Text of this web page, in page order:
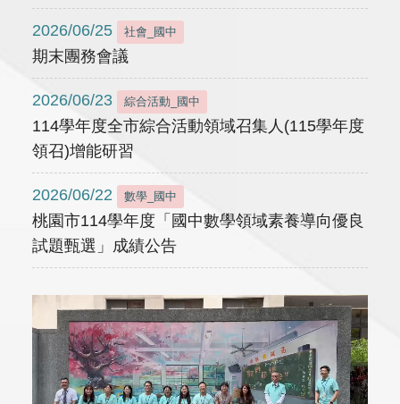
2026/06/25 社會_國中
期末團務會議
2026/06/23 綜合活動_國中
114學年度全市綜合活動領域召集人(115學年度
領召)增能研習
2026/06/22 數學_國中
桃園市114學年度「國中數學領域素養導向優良
試題甄選」成績公告